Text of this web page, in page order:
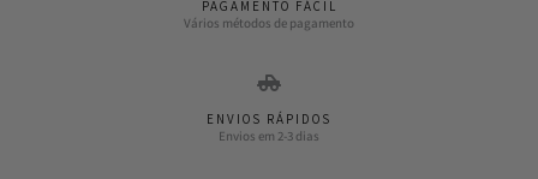
PAGAMENTO FÁCIL
Vários métodos de pagamento
ENVIOS RÁPIDOS
Envios em 2-3 dias